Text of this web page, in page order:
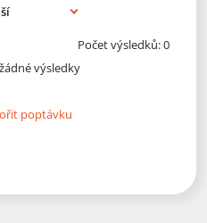
Počet výsledků: 0
výsledky
poptávku